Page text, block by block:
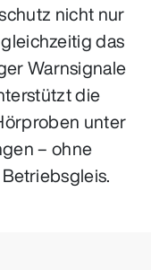
nicht nur
das
Warnsignale
die
unter
– ohne